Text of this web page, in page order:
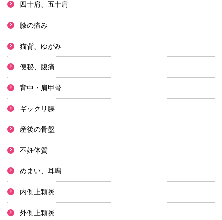
四十肩、五十肩
膝の痛み
猫背、ゆがみ
便秘、腹痛
背中・肩甲骨
ギックリ腰
産後の骨盤
不妊体質
めまい、耳鳴
内側上顆炎
外側上顆炎